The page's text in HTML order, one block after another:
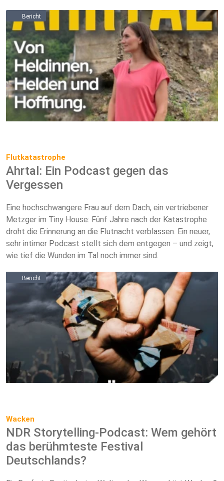
Bericht
Flutkatastrophe
Ahrtal: Ein Podcast gegen das
Vergessen
Eine hochschwangere Frau auf dem Dach, ein vertriebener
Metzger im Tiny House: Fünf Jahre nach der Katastrophe
droht die Erinnerung an die Flutnacht verblassen. Ein neuer,
sehr intimer Podcast stellt sich dem entgegen – und zeigt,
wie tief die Wunden im Tal noch immer sind.
Bericht
Wacken
NDR Storytelling-Podcast: Wem gehört
das berühmteste Festival
Deutschlands?